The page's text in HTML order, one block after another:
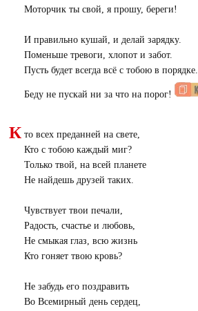
Моторчик ты свой, я прошу, береги!
И правильно кушай, и делай зарядку.
Поменьше тревоги, хлопот и забот.
Пусть будет всегда всё с тобою в порядке.
Беду не пускай ни за что на порог!
К то всех преданней на свете,
Кто с тобою каждый миг?
Только твой, на всей планете
Не найдешь друзей таких.
Чувствует твои печали,
Радость, счастье и любовь,
Не смыкая глаз, всю жизнь
Кто гоняет твою кровь?
Не забудь его поздравить
Во Всемирный день сердец,